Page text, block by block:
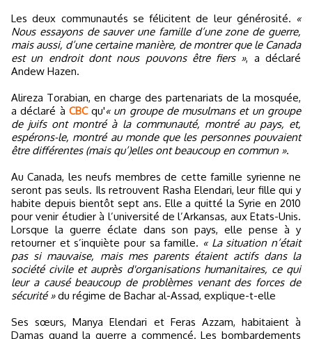
Les deux communautés se félicitent de leur générosité. «
Nous essayons de sauver une famille d’une zone de guerre,
mais aussi, d’une certaine manière, de montrer que le Canada
est un endroit dont nous pouvons être fiers », a déclaré
Andew Hazen.
Alireza Torabian, en charge des partenariats de la mosquée,
a déclaré à CBCqu'« un groupe de musulmans et un groupe
de juifs ont montré à la communauté, montré au pays, et,
espérons-le, montré au monde que les personnes pouvaient
être différentes (mais qu’)elles ont beaucoup en commun ».
Au Canada, les neufs membres de cette famille syrienne ne
seront pas seuls. Ils retrouvent Rasha Elendari, leur fille qui y
habite depuis bientôt sept ans. Elle a quitté la Syrie en 2010
pour venir étudier à l’université de l’Arkansas, aux Etats-Unis.
Lorsque la guerre éclate dans son pays, elle pense à y
retourner et s’inquiète pour sa famille. « La situation n’était
pas si mauvaise, mais mes parents étaient actifs dans la
société civile et auprès d'organisations humanitaires, ce qui
leur a causé beaucoup de problèmes venant des forces de
sécurité »du régime de Bachar al-Assad, explique-t-elle
Ses sœurs, Manya Elendari et Feras Azzam, habitaient à
Damas quand la guerre a commencé. Les bombardements